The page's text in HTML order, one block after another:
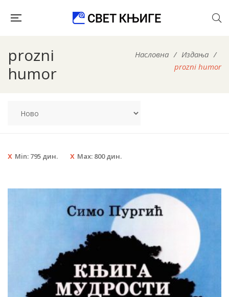
prozni
humor
Насловна / Издања /
prozni humor
Min: 795 дин. Max: 800дин.